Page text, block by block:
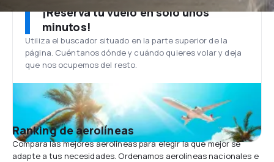
¡Reserva tu vuelo en solo unos
minutos!
Utiliza el buscador situado en la parte superior de la
página. Cuéntanos dónde y cuándo quieres volar y deja
que nos ocupemos del resto.
Ranking de aerolíneas
Compara las mejores aerolíneas para elegir la que mejor se
adapte a tus necesidades. Ordenamos aerolíneas nacionales e